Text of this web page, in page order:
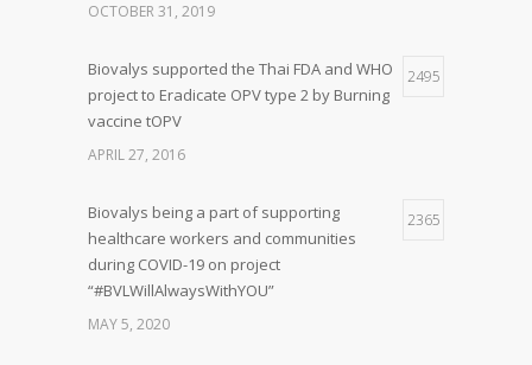
OCTOBER 31, 2019
Biovalys supported the Thai FDA and WHO
project to Eradicate OPV type 2 by Burning
vaccine tOPV
2495
APRIL 27, 2016
Biovalys being a part of supporting
healthcare workers and communities
during COVID-19 on project
“#BVLWillAlwaysWithYOU”
2365
MAY 5, 2020